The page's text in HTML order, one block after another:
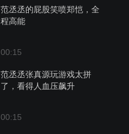
范丞丞的屁股笑喷郑恺，全
程高能
00:15
范丞丞张真源玩游戏太拼
了，看得人血压飙升
00:15